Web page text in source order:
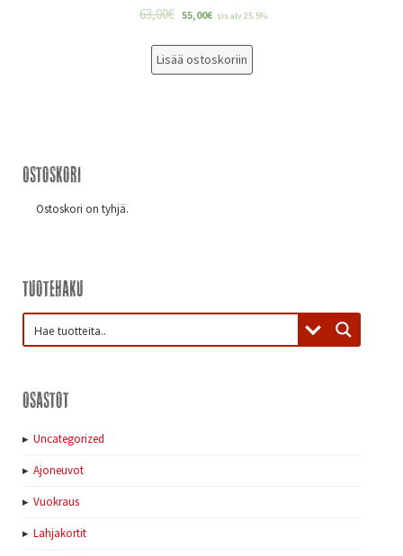
63,00€ 55,00€ sis alv 25.5%
Lisää ostoskoriin
Ostoskori
Ostoskori on tyhjä.
Tuotehaku
Osastot
Uncategorized
Ajoneuvot
Vuokraus
Lahjakortit